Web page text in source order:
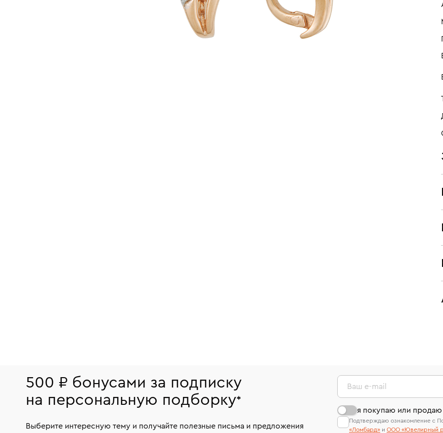
500 ₽ бонусами за подписку
на персональную подборку*
Выберите интересную тему и получайте полезные письма и предложения
Ваш e-mail
я покупаю или
Подтверждаю ознакомление с
«Ломбард» и ООО «Ювелирный